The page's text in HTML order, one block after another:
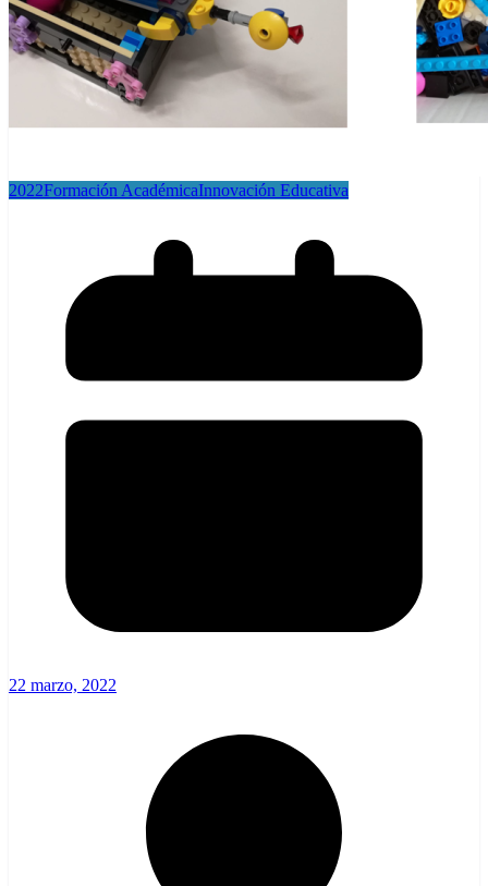
2022Formación AcadémicaInnovación Educativa
22 marzo, 2022